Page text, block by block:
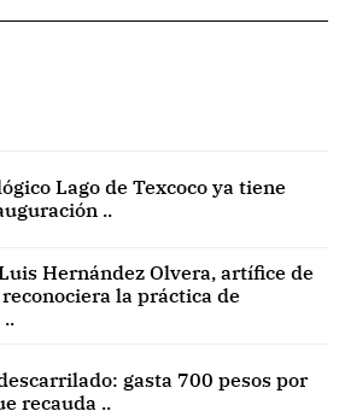
Lago de Texcoco ya tiene
..
Hernández Olvera, artífice de
la práctica de
gasta 700 pesos por
recauda ..